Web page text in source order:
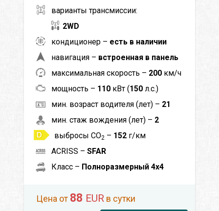
варианты трансмиссии:
2WD
кондиционер – есть в наличии
навигация – встроенная в панель
максимальная скорость – 200 км/ч
мощность – 110 кВт (150 л.с.)
мин. возраст водителя (лет) – 21
мин. стаж вождения (лет) – 2
выбросы CO2 – 152 г/км
ACRISS – SFAR
Класс – Полноразмерный 4x4
Цена от 88 EUR в сутки